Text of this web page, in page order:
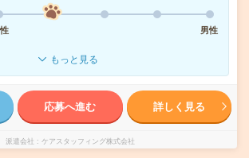
男性
もっと見る
応募へ進む 詳しく見る
派遣会社 ケアスタッフィング株式会社